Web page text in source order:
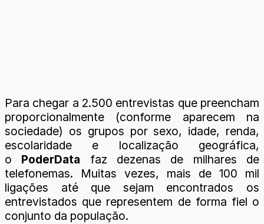
Para chegar a 2.500 entrevistas que preencham
proporcionalmente (conforme aparecem na
sociedade) os grupos por sexo, idade, renda,
escolaridade e localização geográfica,
o PoderData faz dezenas de milhares de
telefonemas. Muitas vezes, mais de 100 mil
ligações até que sejam encontrados os
entrevistados que representem de forma fiel o
conjunto da população.